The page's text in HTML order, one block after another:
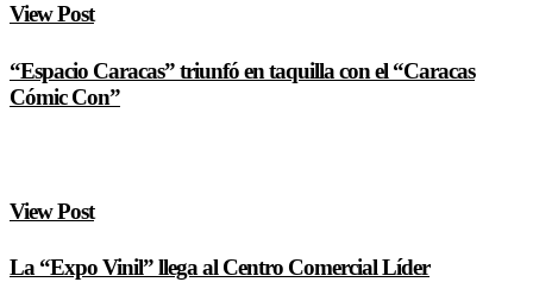
View Post
“Espacio Caracas” triunfó en taquilla con el “Caracas
Cómic Con”
View Post
La “Expo Vinil” llega al Centro Comercial Líder